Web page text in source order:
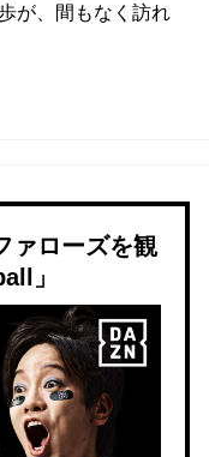
が、間もなく訪れ
ァローズを観
」